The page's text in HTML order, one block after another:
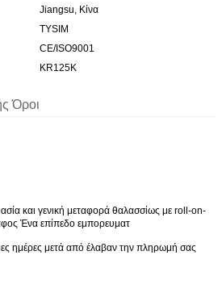
Jiangsu, Κίνα
TYSIM
CE/ISO9001
KR125K
Όροι
και γενική μεταφορά θαλασσίως με roll-on-
Ένα επίπεδο εμπορευματ
ημέρες μετά από έλαβαν την πληρωμή σας